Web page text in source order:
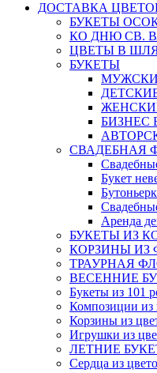
ДОСТАВКА
БУКЕТЫ
КО ДНЮ СВ.
ЦВЕТЫ В
БУКЕТЫ
БИЗНЕС
СВАДЕБНАЯ
Букет
Аренда
БУКЕТЫ ИЗ
КОРЗИНЫ ИЗ
ТРАУРНАЯ
ВЕСЕННИЕ
Букеты из 101
Композиции из
Корзины из
Игрушки из
ЛЕТНИЕ
Сердца из